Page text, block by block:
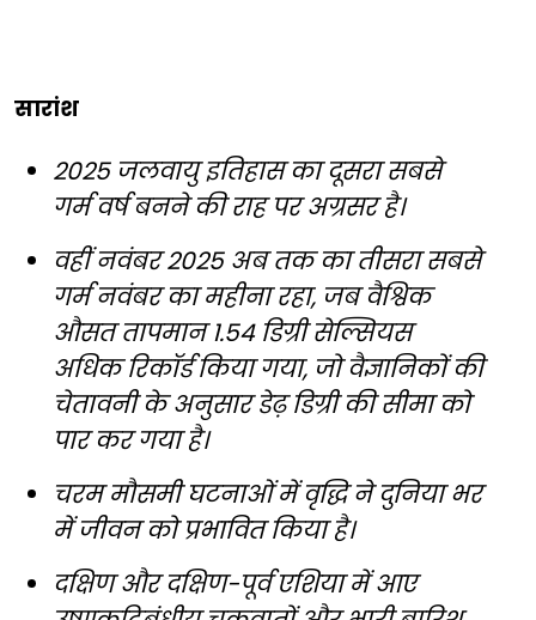
सारांश
2025 जलवायु इतिहास का दूसरा सबसे
गर्म वर्ष बनने की राह पर अग्रसर है।
वहीं नवंबर 2025 अब तक का तीसरा सबसे
गर्म नवंबर का महीना रहा, जब वैश्विक
औसत तापमान 1.54 डिग्री सेल्सियस
अधिक रिकॉर्ड किया गया, जो वैज्ञानिकों की
चेतावनी के अनुसार डेढ़ डिग्री की सीमा को
पार कर गया है।
चरम मौसमी घटनाओं में वृद्धि ने दुनिया भर
में जीवन को प्रभावित किया है।
दक्षिण और दक्षिण-पूर्व एशिया में आए